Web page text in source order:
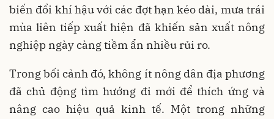
biến đổi khí hậu với các đợt hạn kéo dài, mưa trái
mùa liên tiếp xuất hiện đã khiến sản xuất nông
nghiệp ngày càng tiềm ẩn nhiều rủi ro.
Trong bối cảnh đó, không ít nông dân địa phương
đã chủ động tìm hướng đi mới để thích ứng và
nâng cao hiệu quả kinh tế. Một trong những